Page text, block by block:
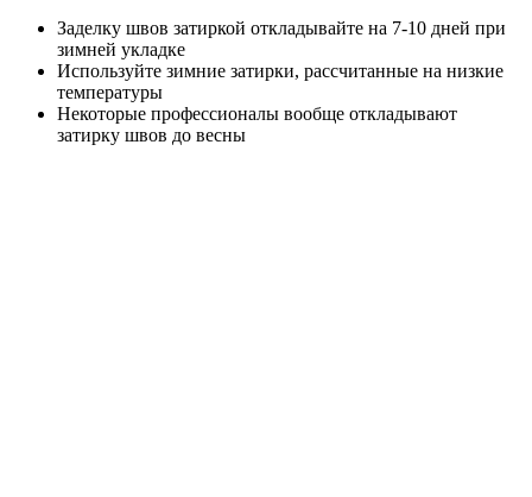
Заделку швов затиркой откладывайте на 7-10 дней при
зимней укладке
Используйте зимние затирки, рассчитанные на низкие
температуры
Некоторые профессионалы вообще откладывают
затирку швов до весны